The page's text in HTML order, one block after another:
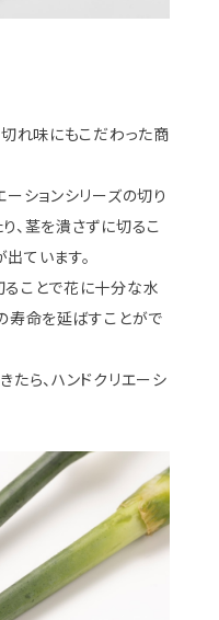
切れ味にもこだわった商
ションシリーズの切り
、茎を潰さずに切るこ
ています。
ことで花に十分な水
寿命を延ばすことがで
たら、ハンドクリエーシ